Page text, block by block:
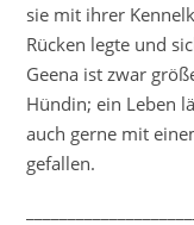
sie mit ihrer
Rücken legte und
Geena ist zwar
Hündin; ein Leben
auch gerne mit
gefallen.